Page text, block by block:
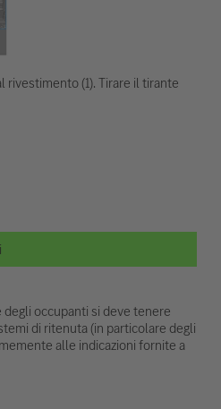
rivestimento (1). Tirare il tirante
occupanti si deve tenere
di ritenuta (in particolare degli
alle indicazioni fornite a